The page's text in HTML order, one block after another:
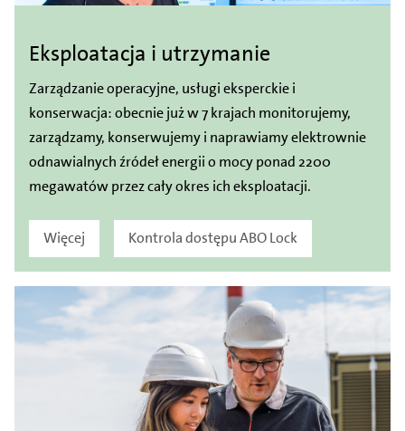
Eksploatacja i utrzymanie
Zarządzanie operacyjne, usługi eksperckie i
konserwacja: obecnie już w 7 krajach monitorujemy,
zarządzamy, konserwujemy i naprawiamy elektrownie
odnawialnych źródeł energii o mocy ponad 2200
megawatów przez cały okres ich eksploatacji.
Więcej Kontrola dostępu ABO Lock